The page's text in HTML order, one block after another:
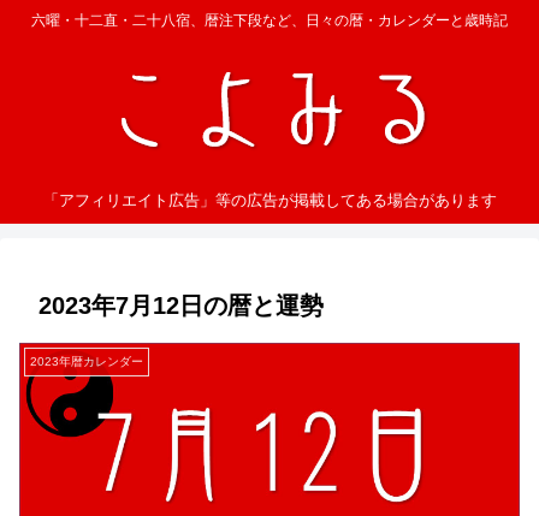
六曜・十二直・二十八宿、暦注下段など、日々の暦・カレンダーと歳時記
「アフィリエイト広告」等の広告が掲載してある場合があります
2023年7月12日の暦と運勢
2023年暦カレンダー